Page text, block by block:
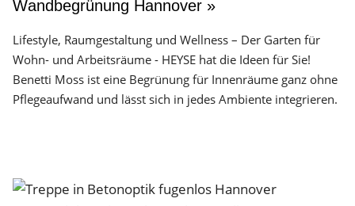
Wandbegrünung Hannover »
Lifestyle, Raumgestaltung und Wellness – Der Garten für
Wohn- und Arbeitsräume - HEYSE hat die Ideen für Sie!
Benetti Moss ist eine Begrünung für Innenräume ganz ohne
Pflegeaufwand und lässt sich in jedes Ambiente integrieren.